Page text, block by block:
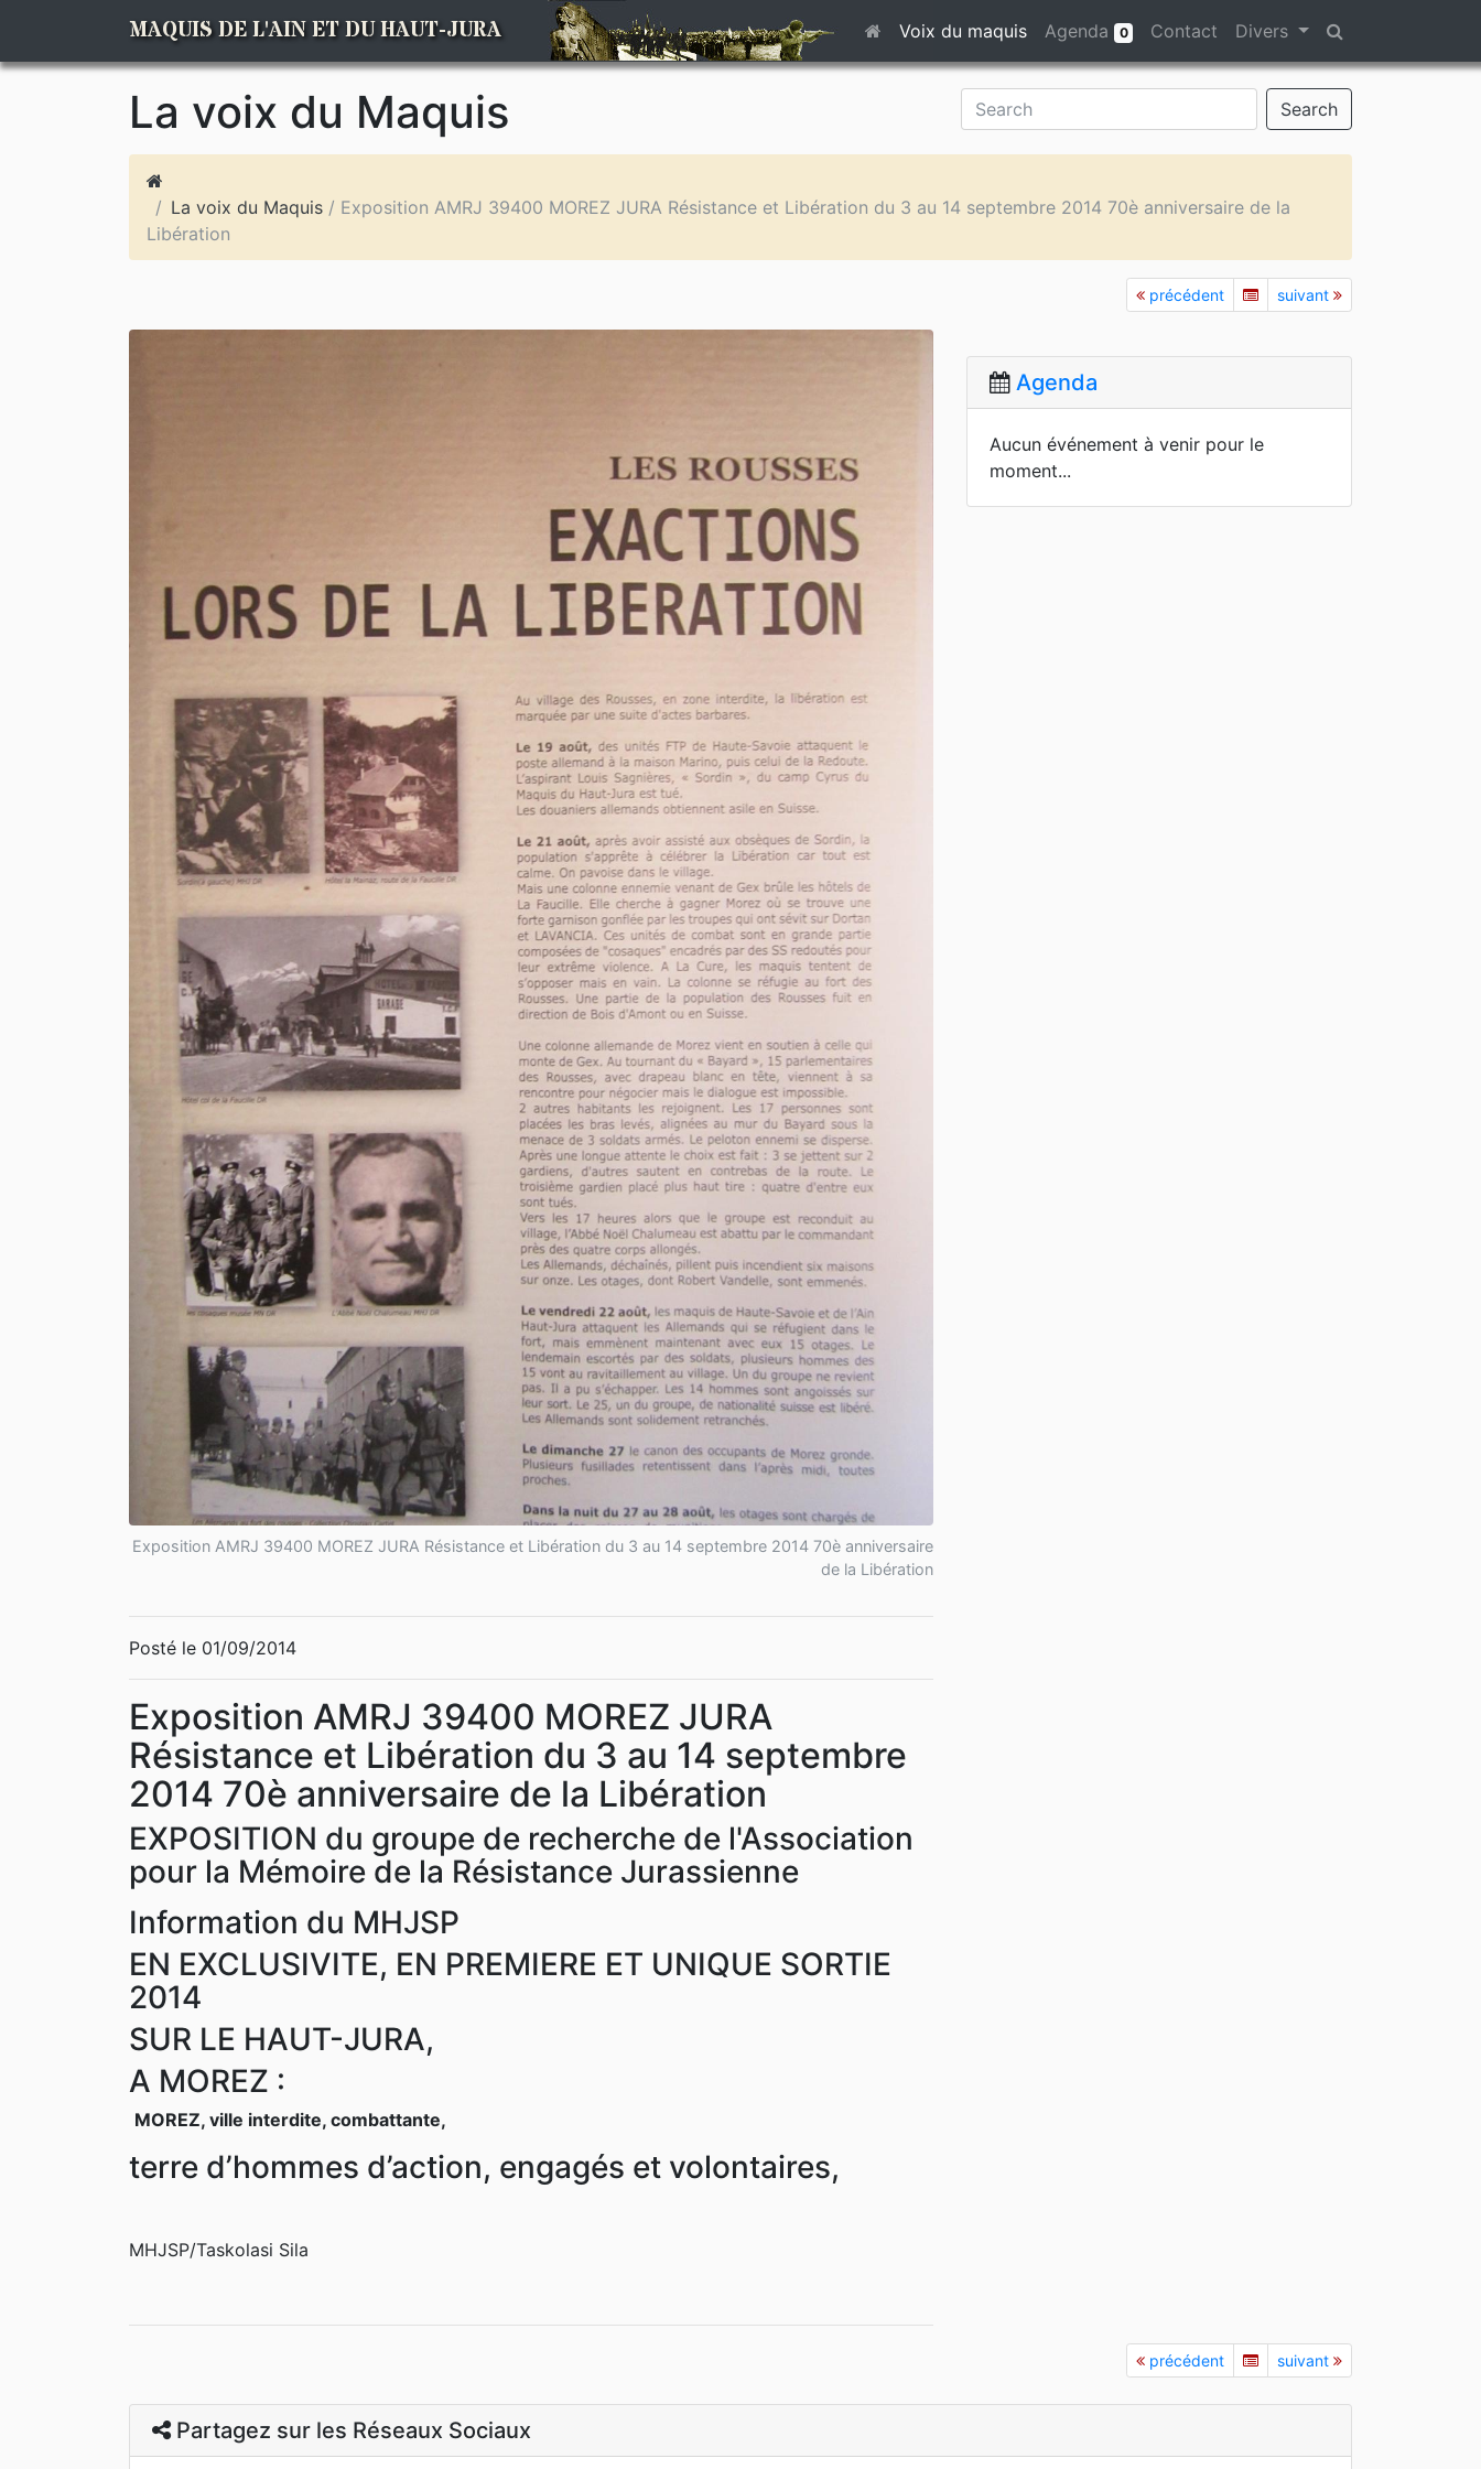
MAQUIS DE L'AIN ET DU HAUT-JURA Voix du maquis Agenda 0 Contact Divers
Search
La voix du Maquis
La voix du Maquis / Exposition AMRJ 39400 MOREZ JURA Résistance et Libération du 3 au 14 septembre 2014 70è anniversaire de la
Libération
précédent suivant
Exposition AMRJ 39400 MOREZ JURA Résistance et Libération du 3 au 14 septembre 2014 70è anniversaire
de la Libération
Posté le 01/09/2014
Exposition AMRJ 39400 MOREZ JURA
Résistance et Libération du 3 au 14 septembre
2014 70è anniversaire de la Libération
EXPOSITION du groupe de recherche de l'Association
pour la Mémoire de la Résistance Jurassienne
Information du MHJSP
EN EXCLUSIVITE, EN PREMIERE ET UNIQUE SORTIE
2014
SUR LE HAUT-JURA,
A MOREZ :
MOREZ, ville interdite, combattante,
terre d’hommes d’action, engagés et volontaires,
MHJSP/Taskolasi Sila
Agenda
Aucun événement à venir pour le
moment...
précédent suivant
Partagez sur les Réseaux Sociaux